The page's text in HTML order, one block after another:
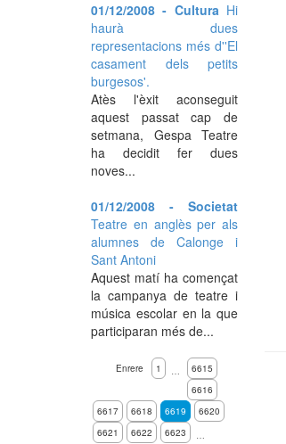
01/12/2008 - Cultura Hi
haurà dues
representacions més d''El
casament dels petits
burgesos'.
Atès l'èxit aconseguit
aquest passat cap de
setmana, Gespa Teatre
ha decidit fer dues
noves...
01/12/2008 - Societat
Teatre en anglès per als
alumnes de Calonge i
Sant Antoni
Aquest matí ha començat
la campanya de teatre i
música escolar en la que
participaran més de...
Enrere 1 …
6615
6616
6617
6618 6619
6620
6621
6622 6623 …